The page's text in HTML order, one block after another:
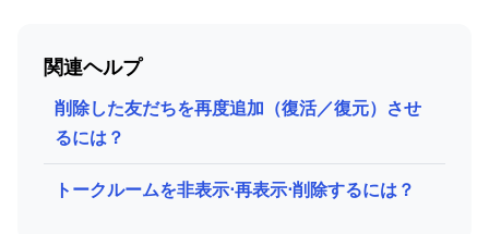
関連ヘルプ
削除した友だちを再度追加（復活／復元）させ
るには？
トークルームを非表示⋅再表示⋅削除するには？